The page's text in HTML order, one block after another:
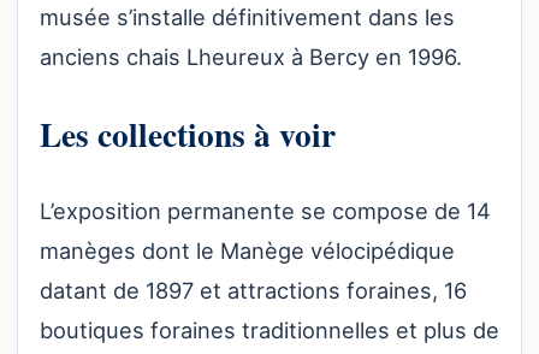
musée s’installe définitivement dans les
anciens chais Lheureux à Bercy en 1996.
Les collections à voir
L’exposition permanente se compose de 14
manèges dont le Manège vélocipédique
datant de 1897 et attractions foraines, 16
boutiques foraines traditionnelles et plus de